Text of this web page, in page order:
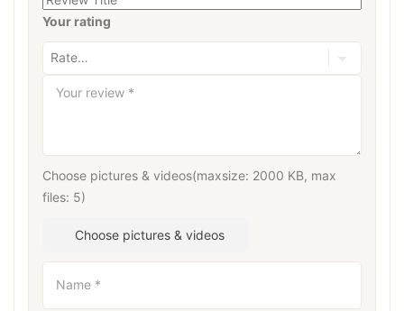
Your rating
Your review *
Choose pictures & videos(maxsize: 2000 KB, max
files: 5)
Choose pictures & videos
Name *